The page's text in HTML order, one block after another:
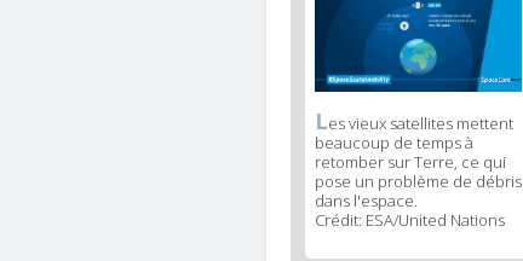
News
image
legend
2
Les vieux satellites mettent
beaucoup de temps à
retomber sur Terre, ce qui
pose un problème de débris
dans l'espace.
Crédit: ESA/United Nations